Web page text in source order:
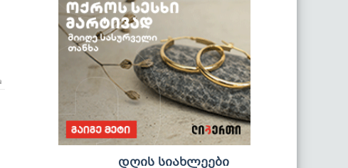
დღის სიახლეები